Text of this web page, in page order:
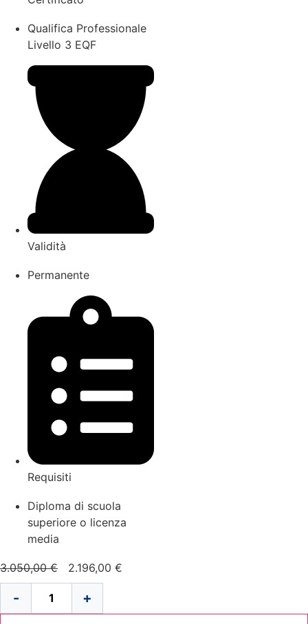
Qualifica Professionale
Livello 3 EQF
Validità
Permanente
Requisiti
Diploma di scuola
superiore o licenza
media
3.050,00€
Il
prezzo
originale
era:
2.196,00 €
è:
-
Corso
di
+